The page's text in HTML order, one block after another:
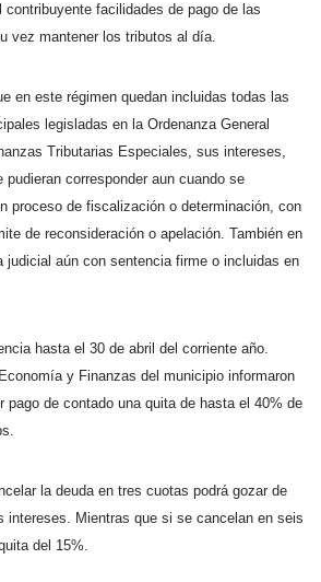
contribuyente facilidades de pago de las
vez mantener los tributos al día.
en este régimen quedan incluidas todas las
legisladas en la Ordenanza General
Tributarias Especiales, sus intereses,
corresponder aun cuando se
proceso de fiscalización o determinación, con
de reconsideración o apelación. También en
judicial aún con sentencia firme o incluidas en
hasta el 30 de abril del corriente año.
y Finanzas del municipio informaron
pago de contado una quita de hasta el 40% de
la deuda en tres cuotas podrá gozar de
intereses. Mientras que si se cancelan en seis
del 15%.